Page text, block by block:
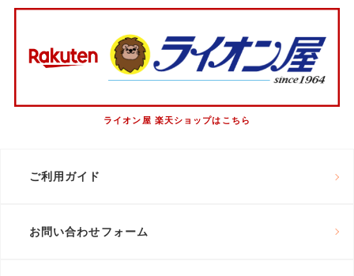
ライオン屋 楽天ショップはこちら
ご利用ガイド
お問い合わせフォーム